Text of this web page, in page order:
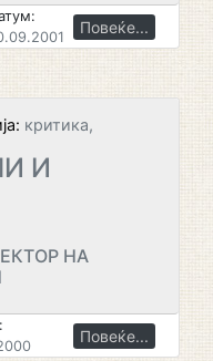
Повеќе...
критика,
И
НА
Повеќе...